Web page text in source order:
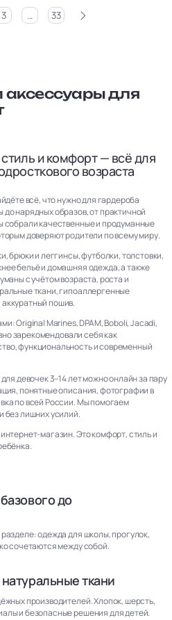
3 ... 33 >
для
и комфорт — всё для
возраста
всё, что нужно для гардероба
нарядных образов, от практичной
собрали качественные и продуманные
доверяют родители по всему миру.
брюки и леггинсы, футболки, толстовки,
бельё и домашняя одежда, а также
с учётом возраста, роста и
ткани, гипоаллергенные
пошив.
Original Marines, DPAM, Boboli, Jacadi,
зарекомендовали себя как
функциональность и современный
девочек 3–14 лет можно онлайн за пару
понятные описания, фотографии в
по всей России. Мы помогаем
без лишних усилий.
магазин. Это комфорт, стиль и
до
одежда для школы, прогулок,
сочетаются между собой.
ткани
производителей. Хлопок, шерсть,
и безопасные решения для детей.